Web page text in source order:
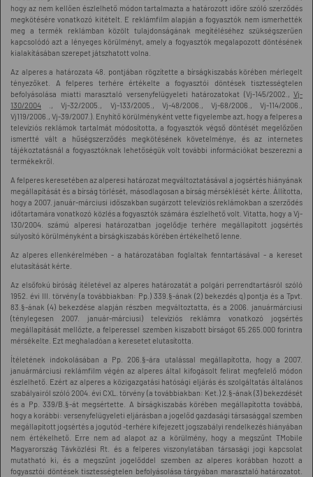
hogy az nem kellően észlelhető módon tartalmazta a határozott időre szóló szerződés
megkötésére vonatkozó kitételt. E reklámfilm alapján a fogyasztók nem ismerhették
meg a termék reklámban közölt tulajdonságának megítéléséhez szükségszerűen
kapcsolódó azt a lényeges körülményt, amely a fogyasztók megalapozott döntésének
kialakításában szerepet játszhatott volna.
Az alperes a határozata 48. pontjában rögzítette a bírságkiszabás körében mérlegelt
tényezőket. A felperes terhére értékelte a fogyasztói döntések tisztességtelen
befolyásolása miatti marasztaló versenyfelügyeleti határozatokat (Vj-145/2002., Vj-
130/2004 ., Vj-32/2005., Vj-133/2005., Vj-48/2006., Vj-68/2006., Vj-114/2006.,
Vj119/2006., Vj-39/2007.). Enyhítő körülményként vette figyelembe azt, hogy a felperes a
televíziós reklámok tartalmát módosította, a fogyasztók végső döntését megelőzően
ismertté vált a hűségszerződés megkötésének követelménye, és az internetes
tájékoztatásnál a fogyasztóknak lehetőségük volt további információkat beszerezni a
termékekről.
A felperes keresetében az alperesi határozat megváltoztatásával a jogsértés hiányának
megállapítását és a bírság törlését, másodlagosan a bírság mérséklését kérte. Állította,
hogy a 2007. január-márciusi időszakban sugárzott televíziós reklámokban a szerződés
időtartamára vonatkozó közlés a fogyasztók számára észlelhető volt. Vitatta, hogy a Vj-
130/2004. számú alperesi határozatban jogelődje terhére megállapított jogsértés
súlyosító körülményként a bírságkiszabás körében értékelhető lenne.
Az alperes ellenkérelmében - a határozatában foglaltak fenntartásával - a kereset
elutasítását kérte.
Az elsőfokú bíróság ítéletével az alperes határozatát a polgári perrendtartásról szóló
1952. évi III. törvény (a továbbiakban: Pp.) 339.§-ának (2) bekezdés q) pontja és a Tpvt.
83.§-ának (4) bekezdése alapján részben megváltoztatta, és a 2006. januármárciusi
(ténylegesen 2007. január-márciusi) televíziós reklámra vonatkozó jogsértés
megállapítását mellőzte, a felperessel szemben kiszabott bírságot 65.265.000 forintra
mérsékelte. Ezt meghaladóan a keresetet elutasította.
Ítéletének indokolásában a Pp. 206.§-ára utalással megállapította, hogy a 2007.
januármárciusi reklámfilm végén az alperes által kifogásolt felirat megfelelő módon
észlelhető. Ezért az alperes a közigazgatási hatósági eljárás és szolgáltatás általános
szabályairól szóló 2004. évi CXL. törvény (a továbbiakban: Ket.) 2.§-ának (3) bekezdését
és a Pp. 339/B.§-át megsértette. A bírságkiszabás körében megállapította továbbá,
hogy a korábbi: versenyfelügyeleti eljárásban a jogelőd gazdasági társasággal szemben
megállapított jogsértés a jogutód -terhére kifejezett jogszabályi rendelkezés hiányában
nem értékelhető. Erre nem ad alapot az a körülmény, hogy a megszűnt TMobile
Magyarország Távközlési Rt. és a felperes viszonylatában társasági jogi kapcsolat
mutatható ki, és a megszűnt jogelőddel szemben az alperes korábban hozott a
fogyasztói döntések tisztességtelen befolyásolása tárgyában marasztaló határozatot.